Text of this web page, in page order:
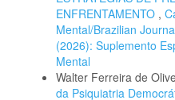
ENFRENTAMENTO ,
Mental/Brazilian
(2026): Suplemento
Mental
Walter Ferreira de
da Psiquiatria